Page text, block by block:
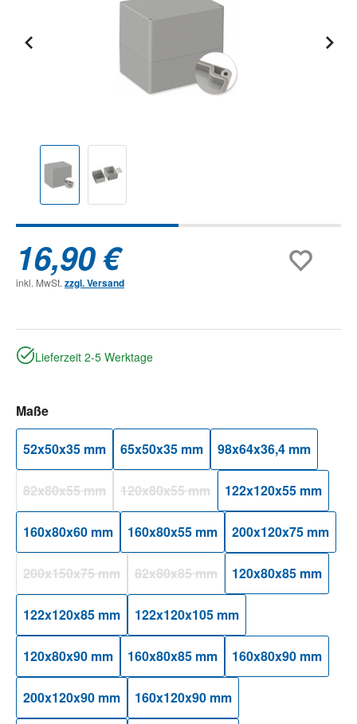
16,90 €
inkl. MwSt. zzgl. Versand
Lieferzeit 2-5 Werktage
Maßeauswählen
52x50x35 mm 65x50x35 mm 98x64x36,4 mm
82x80x55 mm(Diese Option ist zurzeit nicht verfügbar.)
120x80x55 mm(Diese Option ist zurzeit nicht verfügbar.)
122x120x55 mm
160x80x60 mm 160x80x55 mm 200x120x75 mm
200x150x75 mm(Diese Option ist zurzeit nicht verfügbar.)
82x80x85 mm(Diese Option ist zurzeit nicht
120x80x85 mm
122x120x85 mm 122x120x105 mm
120x80x90 mm 160x80x85 mm 160x80x90 mm
200x120x90 mm 160x120x90 mm